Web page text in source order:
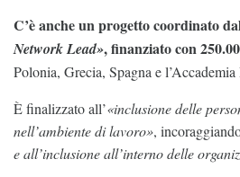
C’è anche un progetto coordinato
Network Lead», finanziato con
Polonia, Grecia, Spagna e
È finalizzato all’«inclusione delle
nell’ambiente di lavoro»,
e all’inclusione all’interno delle